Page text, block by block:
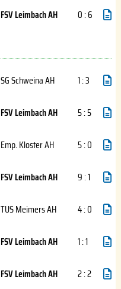
FSV Leimbach AH 0 : 6
SG Schweina AH
1 : 3
FSV Leimbach AH
5 : 5
Emp. Kloster AH
5 : 0
FSV Leimbach AH
9 : 1
TUS Meimers AH
4 : 0
FSV Leimbach AH
1 : 1
FSV Leimbach AH
2 : 2